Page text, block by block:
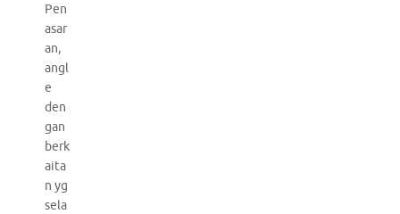
Pen
asar
an,
angl
e
den
gan
berk
aita
n yg
sela